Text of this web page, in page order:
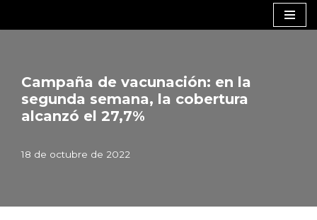
Campaña de vacunación: en la
segunda semana, la cobertura
alcanzó el 27,7%
18 de octubre de 2022